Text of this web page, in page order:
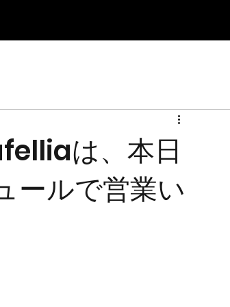
は、本日
ールで営業い